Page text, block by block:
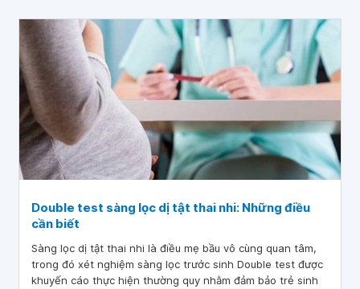
Double test sàng lọc dị tật thai nhi: Những điều
cần biết
Sàng lọc dị tật thai nhi là điều mẹ bầu vô cùng quan tâm,
trong đó xét nghiệm sàng lọc trước sinh Double test được
khuyến cáo thực hiện thường quy nhằm đảm bảo trẻ sinh